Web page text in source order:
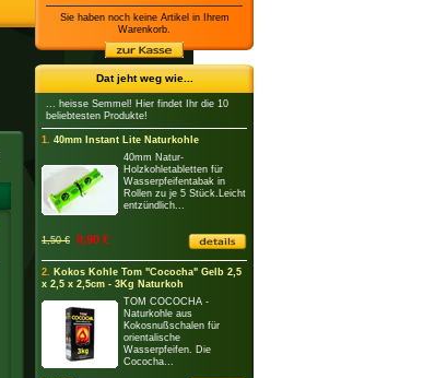
Sie haben noch keine Artikel in Ihrem
Warenkorb.
Dat jeht weg wie...
... heisse Semmel! Hier findet Ihr die 10
beliebtesten Produkte!
1. 40mm Instant Lite Naturkohle
40mm Natur-
Holzkohletabletten für
Wasserpfeifentabak in
Rollen zu je 5 Stück.Leicht
entzündlich...
1,50 € 0,90 €
2. Kokos Kohle Tom "Cococha" Gelb 2,5
x 2,5 x 2,5cm - 3Kg Naturkoh
TOM COCOCHA -
Naturkohle aus
Kokosnußschalen für
orientalische
Wasserpfeifen. Die
Cococha...